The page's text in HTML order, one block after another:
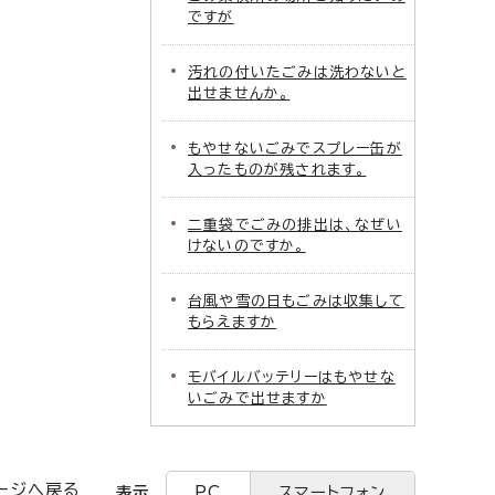
ですが
汚れの付いたごみは洗わないと
出せませんか。
もやせないごみでスプレー缶が
入ったものが残されます。
二重袋でごみの排出は、なぜい
けないのですか。
台風や雪の日もごみは収集して
もらえますか
モバイルバッテリーはもやせな
いごみで出せますか
ジへ戻る